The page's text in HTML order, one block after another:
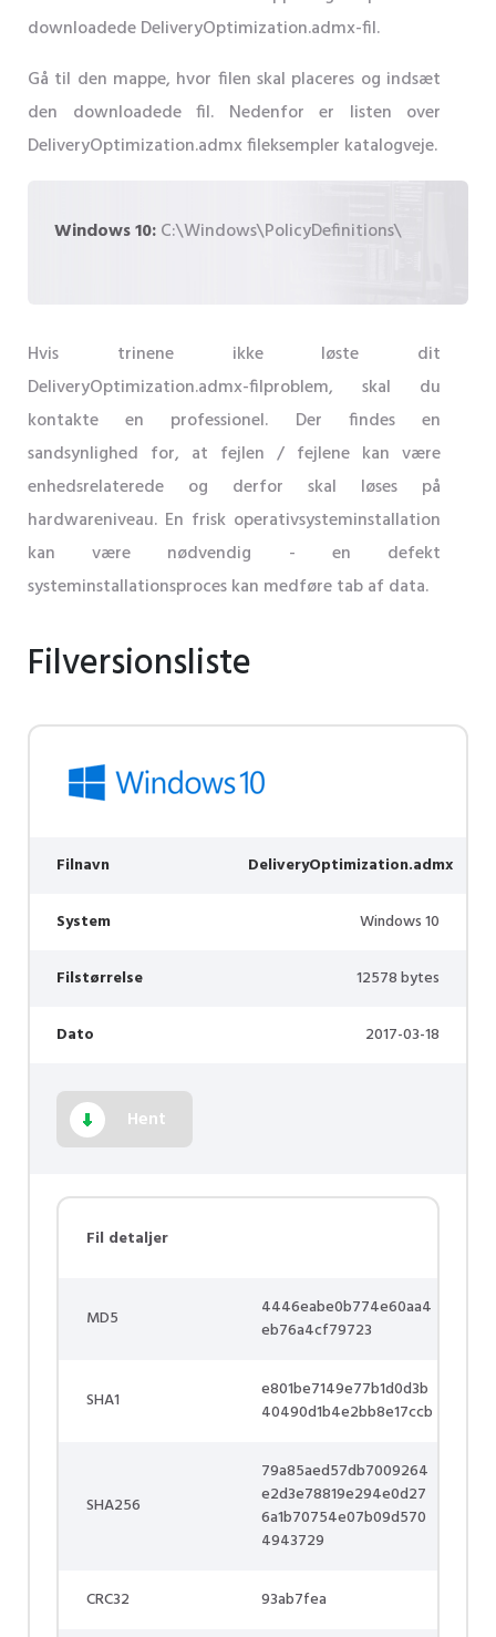
downloadede DeliveryOptimization.admx-fil.
Gå til den mappe, hvor filen skal placeres og indsæt
den downloadede fil. Nedenfor er listen over
DeliveryOptimization.admx fileksempler katalogveje.
Windows 10:C:\Windows\PolicyDefinitions\
Hvis trinene ikke løste dit
DeliveryOptimization.admx-filproblem, skal du
kontakte en professionel. Der findes en
sandsynlighed for, at fejlen / fejlene kan være
enhedsrelaterede og derfor skal løses på
hardwareniveau. En frisk operativsysteminstallation
kan være nødvendig - en defekt
systeminstallationsproces kan medføre tab af data.
Filversionsliste
Filnavn DeliveryOptimization.admx
System Windows 10
Filstørrelse 12578 bytes
Dato 2017-03-18
Hent
Fil detaljer
MD5
4446eabe0b774e60aa4
eb76a4cf79723
SHA1
e801be7149e77b1d0d3b
40490d1b4e2bb8e17ccb
SHA256
79a85aed57db7009264
e2d3e78819e294e0d27
6a1b70754e07b09d570
4943729
CRC32 93ab7fea